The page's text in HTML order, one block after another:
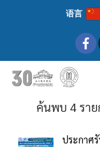
语言
ค้นพบ 4 ราย
ประกาศ